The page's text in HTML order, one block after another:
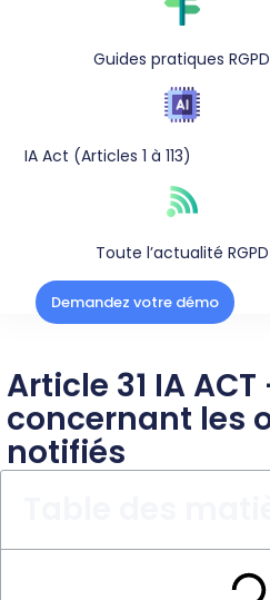
Guides pratiques RGPD
IA Act (Articles 1 à 113)
Toute l’actualité RGPD
Demandez votre démo
Article 31 IA
concernant les
notifiés